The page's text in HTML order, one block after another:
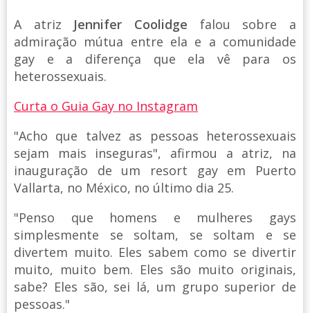
A atriz Jennifer Coolidge falou sobre a
admiração mútua entre ela e a comunidade
gay e a diferença que ela vê para os
heterossexuais.
Curta o Guia Gay no Instagram
"Acho que talvez as pessoas heterossexuais
sejam mais inseguras", afirmou a atriz, na
inauguração de um resort gay em Puerto
Vallarta, no México, no último dia 25.
"Penso que homens e mulheres gays
simplesmente se soltam, se soltam e se
divertem muito. Eles sabem como se divertir
muito, muito bem. Eles são muito originais,
sabe? Eles são, sei lá, um grupo superior de
pessoas."